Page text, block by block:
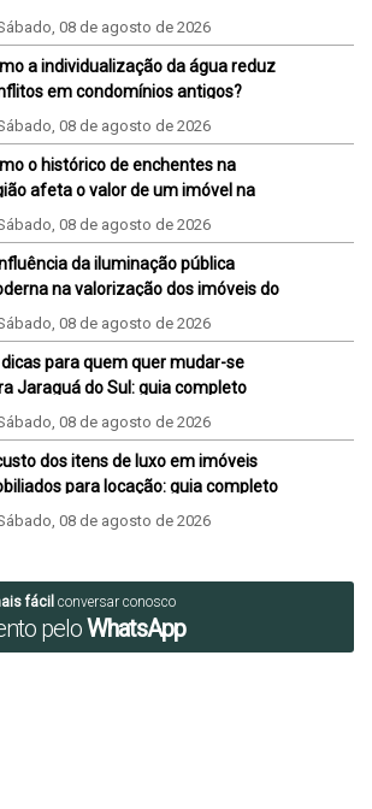
08 de agosto de 2026
a individualização da água reduz
em condomínios antigos?
08 de agosto de 2026
o histórico de enchentes na
afeta o valor de um imóvel na
da venda ou da compra?
08 de agosto de 2026
da iluminação pública
na valorização dos imóveis do
08 de agosto de 2026
para quem quer mudar-se
Jaraguá do Sul: guia completo
08 de agosto de 2026
dos itens de luxo em imóveis
para locação: guia completo
08 de agosto de 2026
fácil conversar conosco
peloWhatsApp